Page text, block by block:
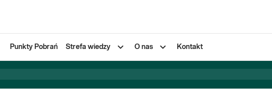
Punkty Pobrań Strefa wiedzy O nas Kontakt